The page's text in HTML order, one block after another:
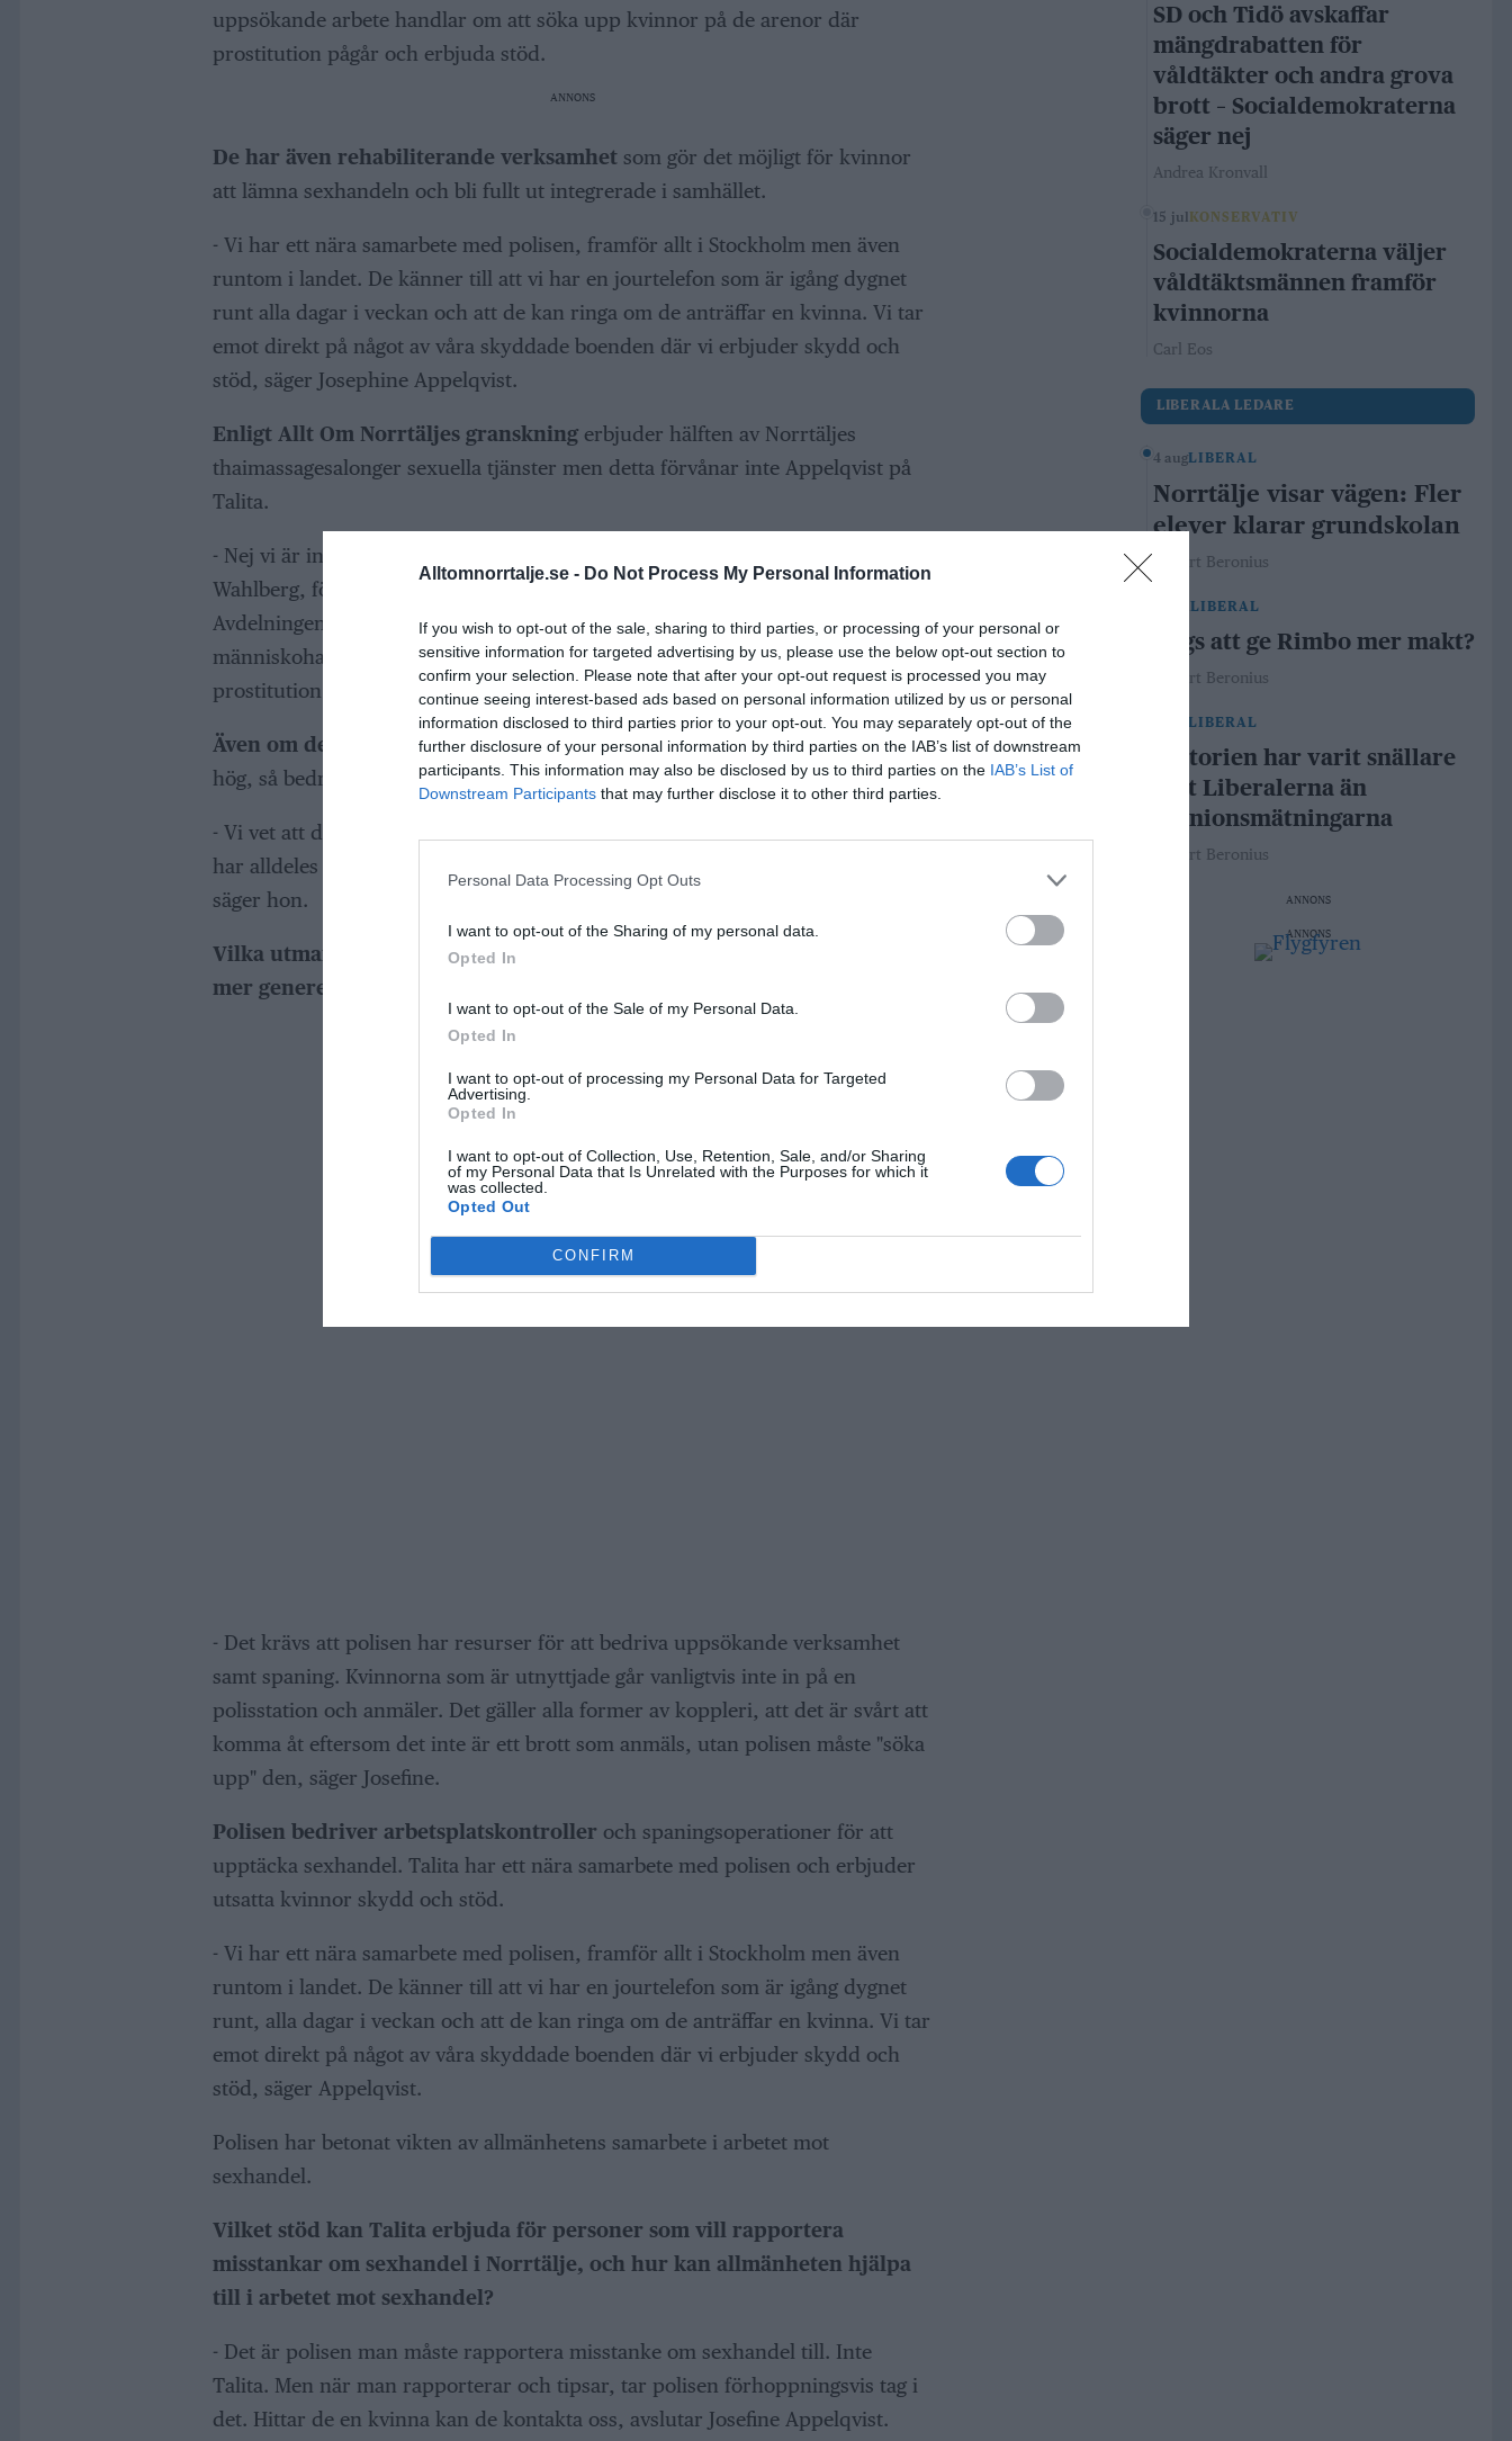
Alltomnorrtalje.se - Do Not Process My Personal Information
If you wish to opt-out of the sale, sharing to third parties, or processing of your personal or
sensitive information for targeted advertising by us, please use the below opt-out section to
confirm your selection. Please note that after your opt-out request is processed you may
continue seeing interest-based ads based on personal information utilized by us or personal
information disclosed to third parties prior to your opt-out. You may separately opt-out of the
further disclosure of your personal information by third parties on the IAB’s list of downstream
participants. This information may also be disclosed by us to third parties on the IAB’s List of
Downstream Participants that may further disclose it to other third parties.
Personal Data Processing Opt Outs
I want to opt-out of the Sharing of my personal data.
Opted In
I want to opt-out of the Sale of my Personal Data.
Opted In
I want to opt-out of processing my Personal Data for Targeted
Advertising.
Opted In
I want to opt-out of Collection, Use, Retention, Sale, and/or Sharing
of my Personal Data that Is Unrelated with the Purposes for which it
was collected.
Opted Out
CONFIRM
uppsökande arbete handlar om att söka upp kvinnor på de arenor där
prostitution pågår och erbjuda stöd.
ANNONS
De har även rehabiliterande verksamhetsom gör det möjligt för kvinnor
att lämna sexhandeln och bli fullt ut integrerade i samhället.
- Vi har ett nära samarbete med polisen, framför allt i Stockholm men även
runtom i landet. De känner till att vi har en jourtelefon som är igång dygnet
runt alla dagar i veckan och att de kan ringa om de anträffar en kvinna. Vi tar
emot direkt på något av våra skyddade boenden där vi erbjuder skydd och
stöd, säger Josephine Appelqvist.
Enligt Allt Om Norrtäljes granskningerbjuder hälften av Norrtäljes
thaimassagesalonger sexuella tjänster men detta förvånar inte Appelqvist på
Talita.
- Nej vi är inte förvånade. Vi har länge känt till att det är så det ser ut. Kajsa
Wahlberg, föredetta expert på människohandel vid Nationella Operativa
Avdelningen (NOA), tillika Sveriges Nationella Rapportör gällande
människohandel, har länge sagt att enligt polisens kartläggning pågår
prostitution på en majoritet av alla thaisalonger i landet.
Även om det inte är en nyhet för Talita att förekomsten av sexhandel är
hög, så bedrövas hon av siffrorna.
- Vi vet att det är ett stort problem, men man blir bedrövad såklart. Polisen
har alldeles för lite resurser för att bekämpa den här typen på brottslighet,
säger hon.
Vilka utmaningar ser Talita med att upptäcka och förebygga sexhandel
mer generellt?
- Det krävs att polisen har resurser för att bedriva uppsökande verksamhet
samt spaning. Kvinnorna som är utnyttjade går vanligtvis inte in på en
polisstation och anmäler. Det gäller alla former av koppleri, att det är svårt att
komma åt eftersom det inte är ett brott som anmäls, utan polisen måste "söka
upp" den, säger Josefine.
Polisen bedriver arbetsplatskontroller och spaningsoperationer för att
upptäcka sexhandel. Talita har ett nära samarbete med polisen och erbjuder
utsatta kvinnor skydd och stöd.
- Vi har ett nära samarbete med polisen, framför allt i Stockholm men även
runtom i landet. De känner till att vi har en jourtelefon som är igång dygnet
runt, alla dagar i veckan och att de kan ringa om de anträffar en kvinna. Vi tar
emot direkt på något av våra skyddade boenden där vi erbjuder skydd och
stöd, säger Appelqvist.
Polisen har betonat vikten av allmänhetens samarbete i arbetet mot
sexhandel.
Vilket stöd kan Talita erbjuda för personer som vill rapportera
misstankar om sexhandel i Norrtälje, och hur kan allmänheten hjälpa
till i arbetet mot sexhandel?
- Det är polisen man måste rapportera misstanke om sexhandel till. Inte
Talita. Men när man rapporterar och tipsar, tar polisen förhoppningsvis tag i
det. Hittar de en kvinna kan de kontakta oss, avslutar Josefine Appelqvist.
SD och Tidö avskaffar
mängdrabatten för
våldtäkter och andra grova
brott – Socialdemokraterna
säger nej
Andrea Kronvall
15 jul KONSERVATIV
Socialdemokraterna väljer
våldtäktsmännen framför
kvinnorna
Carl Eos
LIBERALA LEDARE
4 augLIBERAL
Norrtälje visar vägen: Fler
elever klarar grundskolan
Robert Beronius
29 julLIBERAL
Dags att ge Rimbo mer makt?
Robert Beronius
LIBERAL
Historien har varit snällare
mot Liberalerna än
opinionsmätningarna
Robert Beronius
ANNONS
ANNONS